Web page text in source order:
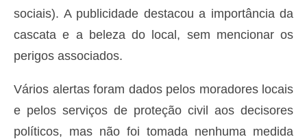
sociais). A publicidade destacou a importância da
cascata e a beleza do local, sem mencionar os
perigos associados.
Vários alertas foram dados pelos moradores locais
e pelos serviços de proteção civil aos decisores
políticos, mas não foi tomada nenhuma medida